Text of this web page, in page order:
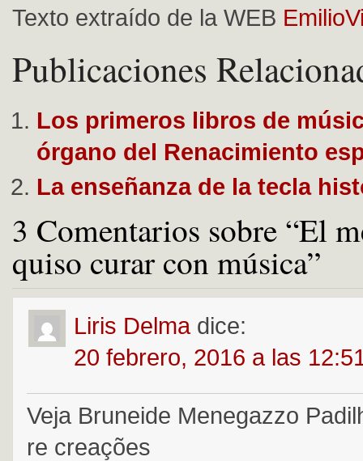
Texto extraído de la WEB
Publicaciones
Los primeros libros de
órgano del Renacimiento
La enseñanza de la tecla
3 Comentarios sobre “El
quiso curar con música”
Liris Delma dice:
20 febrero, 2016 a las
Veja Bruneide Menegazzo
re creações